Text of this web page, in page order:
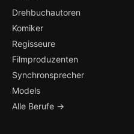
Drehbuchautoren
Komiker
Regisseure
Filmproduzenten
Synchronsprecher
Models
Alle Berufe →